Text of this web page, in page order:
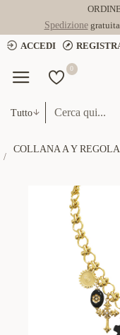
Spedizionegratuita
ACCEDI
0
Tutto
COLLANA A Y